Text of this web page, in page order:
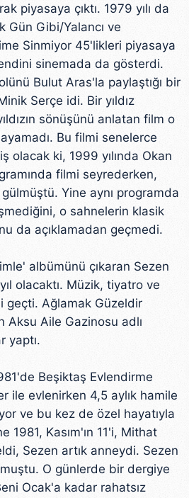
piyasaya çıktı. 1979 yılı da
Gün Gibi/Yalancı ve
Sinmiyor 45'likleri piyasaya
sinemada da gösterdi.
Bulut Aras'la paylaştığı bir
Serçe idi. Bir yıldız
sönüşünü anlatan film o
Bu filmi senelerce
olacak ki, 1999 yılında Okan
filmi seyrederken,
Yine aynı programda
o sahnelerin klasik
da açıklamadan geçmedi.
albümünü çıkaran Sezen
olacaktı. Müzik, tiyatro ve
geçti. Ağlamak Güzeldir
Aksu Aile Gazinosu adlı
yaptı.
Beşiktaş Evlendirme
ile evlenirken 4,5 aylık hamile
ve bu kez de özel hayatıyla
1981, Kasım'ın 11'i, Mithat
Sezen artık anneydi. Sezen
O günlerde bir dergiye
Ocak'a kadar rahatsız